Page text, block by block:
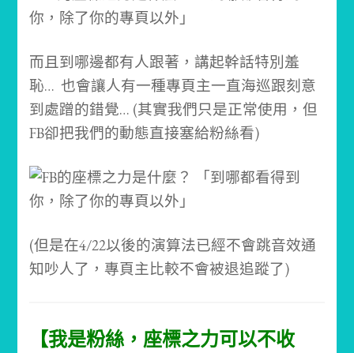
而且到哪邊都有人跟著，講起幹話特別羞
恥… 也會讓人有一種專頁主一直海巡跟刻意
到處蹭的錯覺… (其實我們只是正常使用，但
FB卻把我們的動態直接塞給粉絲看)
(但是在4/22以後的演算法已經不會跳音效通
知吵人了，專頁主比較不會被退追蹤了)
【我是粉絲，座標之力可以不收